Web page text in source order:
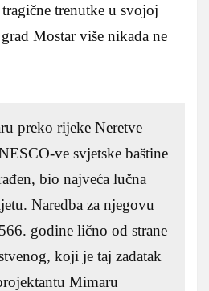
trenutke u svojoj
Mostar više nikada ne
preko rijeke Neretve
ve svjetske baštine
bio najveća lučna
Naredba za njegovu
godine lično od strane
koji je taj zadatak
Mimaru